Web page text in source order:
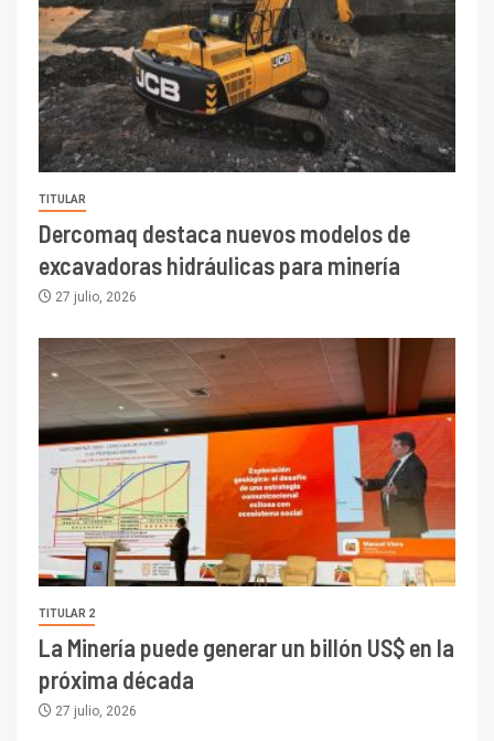
TITULAR
Dercomaq destaca nuevos modelos de
excavadoras hidráulicas para minería
27 julio, 2026
TITULAR 2
La Minería puede generar un billón US$ en la
próxima década
27 julio, 2026